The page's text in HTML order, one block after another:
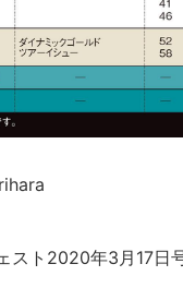
スト2020年3月17日